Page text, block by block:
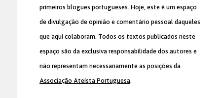
primeiros blogues portugueses. Hoje, este é um espaço
de divulgação de opinião e comentário pessoal daqueles
que aqui colaboram. Todos os textos publicados neste
espaço são da exclusiva responsabilidade dos autores e
não representam necessariamente as posições da
Associação Ateísta Portuguesa.